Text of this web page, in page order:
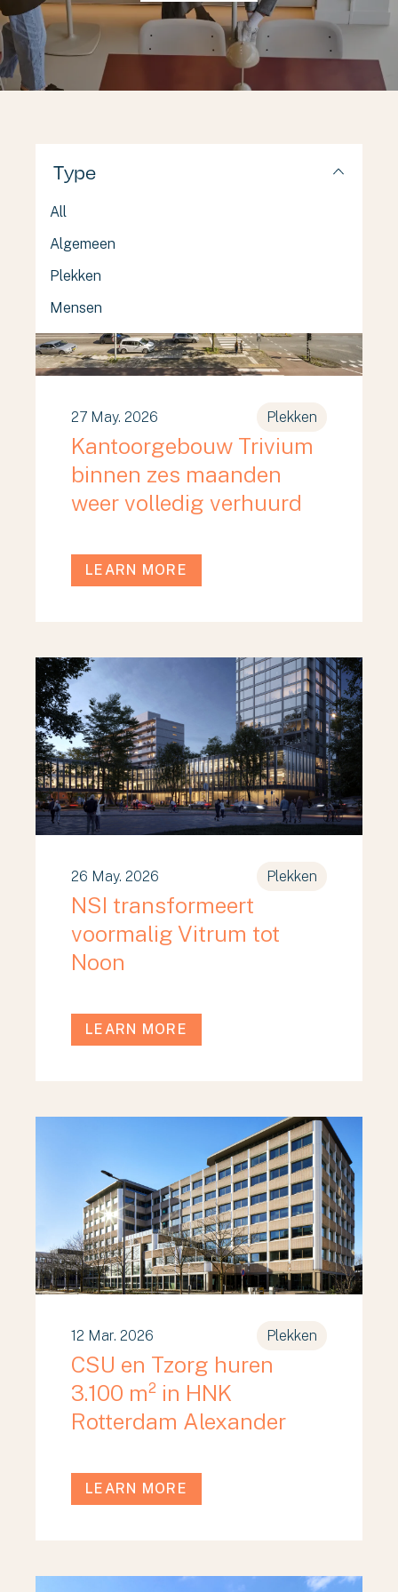
Type
All
Algemeen
Plekken
Mensen
27 May. 2026 Plekken
Kantoorgebouw Trivium
binnen zes maanden
weer volledig verhuurd
LEARN MORE
26 May. 2026 Plekken
NSI transformeert
voormalig Vitrum tot
Noon
LEARN MORE
12 Mar. 2026 Plekken
CSU en Tzorg huren
3.100 m² in HNK
Rotterdam Alexander
LEARN MORE